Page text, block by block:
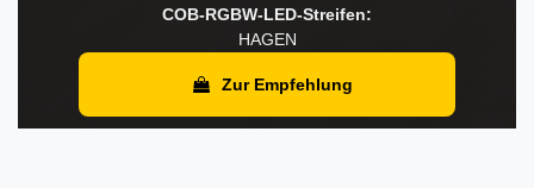
COB-RGBW-LED-Streifen:
HAGEN
Zur Empfehlung